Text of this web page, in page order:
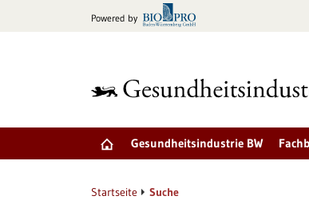
Powered by
Gesundheitsindustrie BW
Startseite Suche